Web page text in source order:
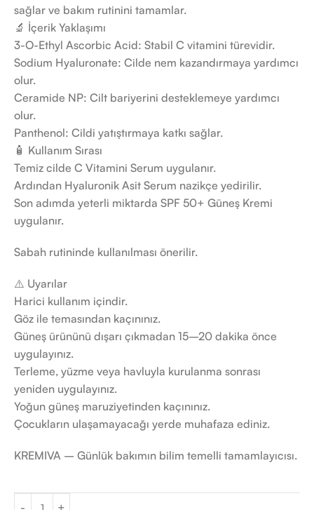
sağlar ve bakım rutinini tamamlar.
🔬 İçerik Yaklaşımı
3-O-Ethyl Ascorbic Acid: Stabil C vitamini türevidir.
Sodium Hyaluronate: Cilde nem kazandırmaya yardımcı
olur.
Ceramide NP: Cilt bariyerini desteklemeye yardımcı
olur.
Panthenol: Cildi yatıştırmaya katkı sağlar.
🧴 Kullanım Sırası
Temiz cilde C Vitamini Serum uygulanır.
Ardından Hyaluronik Asit Serum nazikçe yedirilir.
Son adımda yeterli miktarda SPF 50+ Güneş Kremi
uygulanır.
Sabah rutininde kullanılması önerilir.
⚠️ Uyarılar
Harici kullanım içindir.
Göz ile temasından kaçınınız.
Güneş ürününü dışarı çıkmadan 15–20 dakika önce
uygulayınız.
Terleme, yüzme veya havluyla kurulanma sonrası
yeniden uygulayınız.
Yoğun güneş maruziyetinden kaçınınız.
Çocukların ulaşamayacağı yerde muhafaza ediniz.
KREMIVA – Günlük bakımın bilim temelli tamamlayıcısı.